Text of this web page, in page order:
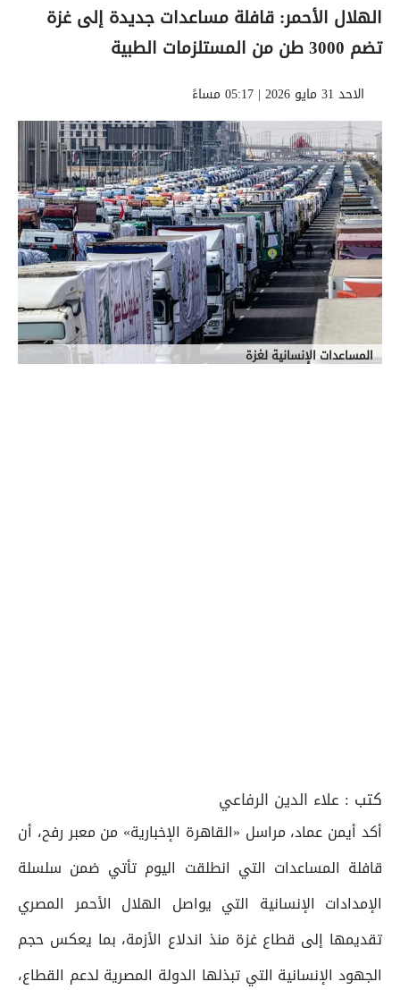
الهلال الأحمر: قافلة مساعدات جديدة إلى غزة
تضم 3000 طن من المستلزمات الطبية
الاحد 31 مايو 2026 | 05:17 مساءً
المساعدات الإنسانية لغزة
كتب : علاء الدين الرفاعي
أكد أيمن عماد، مراسل «القاهرة الإخبارية» من معبر رفح، أن
قافلة المساعدات التي انطلقت اليوم تأتي ضمن سلسلة
الإمدادات الإنسانية التي يواصل الهلال الأحمر المصري
تقديمها إلى قطاع غزة منذ اندلاع الأزمة، بما يعكس حجم
الجهود الإنسانية التي تبذلها الدولة المصرية لدعم القطاع،